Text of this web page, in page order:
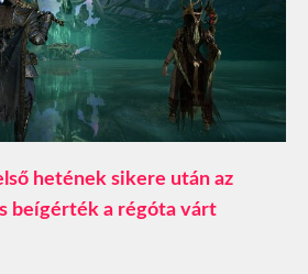
hetének sikere után az
beígérték a régóta várt